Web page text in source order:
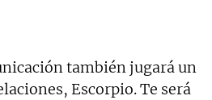
también jugará un
Escorpio. Te será